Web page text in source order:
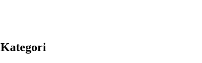
Kategori